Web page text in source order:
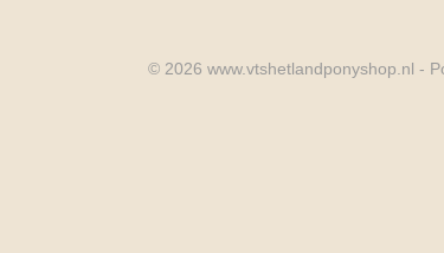
© 2026 www.vtshetlandponyshop.nl -